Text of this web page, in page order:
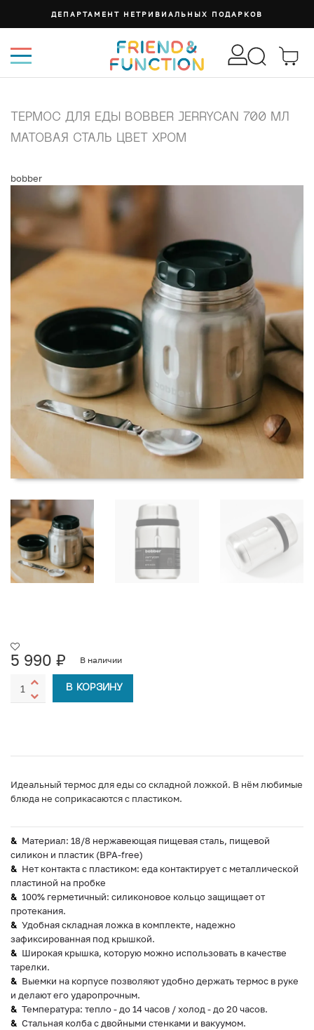
ДЕПАРТАМЕНТ НЕТРИВИАЛЬНЫХ ПОДАРКОВ
ТЕРМОС ДЛЯ ЕДЫ BOBBER JERRYCAN 700 МЛ
МАТОВАЯ СТАЛЬ ЦВЕТ ХРОМ
bobber
5 990 ₽ В наличии
В КОРЗИНУ
Идеальный термос для еды со складной ложкой. В нём любимые
блюда не соприкасаются с пластиком.
Материал: 18/8 нержавеющая пищевая сталь, пищевой
силикон и пластик (BPA-free)
Нет контакта с пластиком: еда контактирует с металлической
пластиной на пробке
100% герметичный: силиконовое кольцо защищает от
протекания.
Удобная складная ложка в комплекте, надежно
зафиксированная под крышкой.
Широкая крышка, которую можно использовать в качестве
тарелки.
Выемки на корпусе позволяют удобно держать термос в руке
и делают его ударопрочным.
Температура: тепло - до 14 часов / холод - до 20 часов.
Стальная колба с двойными стенками и вакуумом.